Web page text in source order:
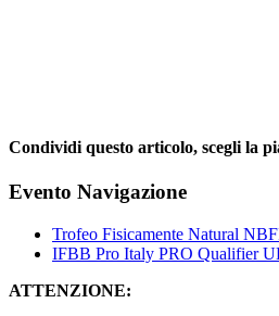
Condividi questo articolo, scegli la
Facebook
X
Reddit
LinkedIn
WhatsApp
Telegram
Tumblr
Pinterest
Email
Evento Navigazione
Trofeo Fisicamente Natural
IFBB Pro Italy PRO Qualifier
ATTENZIONE: